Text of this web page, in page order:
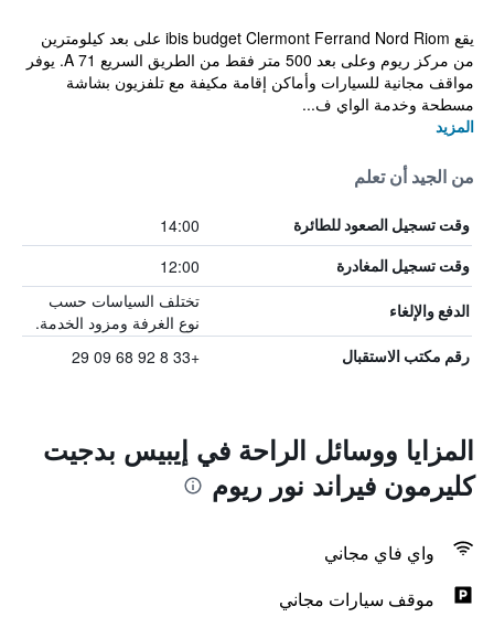
يقع ibis budget Clermont Ferrand Nord Riom على بعد كيلومترين
من مركز ريوم وعلى بعد 500 متر فقط من الطريق السريع A 71. يوفر
مواقف مجانية للسيارات وأماكن إقامة مكيفة مع تلفزيون بشاشة
مسطحة وخدمة الواي ف...
المزيد
من الجيد أن تعلم
وقت تسجيل الصعود للطائرة 14:00
وقت تسجيل المغادرة 12:00
الدفع والإلغاء
تختلف السياسات حسب
نوع الغرفة ومزود الخدمة.
رقم مكتب الاستقبال +33 8 92 68 09 29
المزايا ووسائل الراحة في إيبيس بدجيت
كليرمون فيراند نور ريوم
واي فاي مجاني
موقف سيارات مجاني